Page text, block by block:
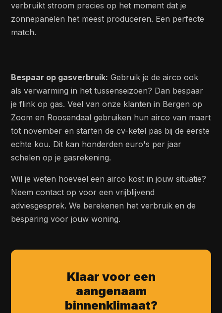
verbruikt stroom precies op het moment dat je
zonnepanelen het meest produceren. Een perfecte
match.
Bespaar op gasverbruik: Gebruik je de airco ook
als verwarming in het tussenseizoen? Dan bespaar
je flink op gas. Veel van onze klanten in Bergen op
Zoom en Roosendaal gebruiken hun airco van maart
tot november en starten de cv-ketel pas bij de eerste
echte kou. Dit kan honderden euro's per jaar
schelen op je gasrekening.
Wil je weten hoeveel een airco kost in jouw situatie?
Neem contact op voor een vrijblijvend
adviesgesprek. We berekenen het verbruik en de
besparing voor jouw woning.
Klaar voor een
aangenaam
binnenklimaat?